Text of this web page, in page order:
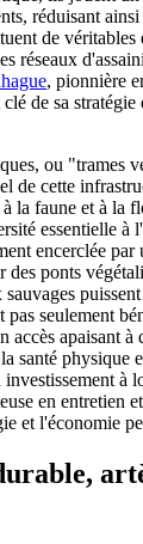
réduisant
de véritables
réseaux
, pionnière
de sa
ou "trames
de cette
la faune et à la
essentielle à
encerclée
ponts
pas seulement
apaisant à
santé physique
à
en entretien
et l'économie